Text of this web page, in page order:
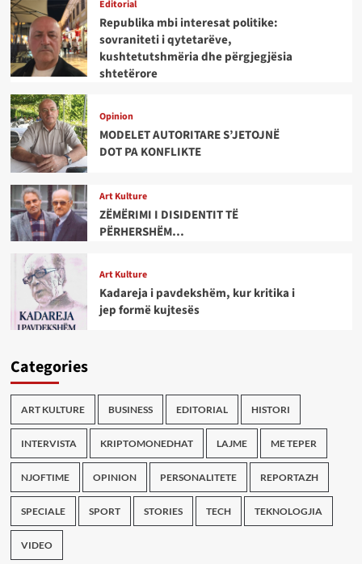
Editorial
Republika mbi interesat politike:
sovraniteti i qytetarëve,
kushtetutshmëria dhe përgjegjësia
shtetërore
Opinion
MODELET AUTORITARE S’JETOJNË
DOT PA KONFLIKTE
Art Kulture
ZËMËRIMI I DISIDENTIT TË
PËRHERSHËM…
Art Kulture
Kadareja i pavdekshëm, kur kritika i
jep formë kujtesës
Categories
ART KULTURE BUSINESS EDITORIAL HISTORI
INTERVISTA KRIPTOMONEDHAT LAJME ME TEPER
NJOFTIME OPINION PERSONALITETE REPORTAZH
SPECIALE SPORT STORIES TECH TEKNOLOGJIA
VIDEO